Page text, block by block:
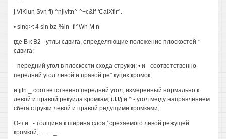
j VIKiun Svn fi) ^njivitn^-^+c&if-'CaiXfir^.
• sinq>t 4 sin bz-%in -fi^Wn M n
где В к B2 - утлы сдвига, определяющие положение плоскостей *
сдвига;
- передний угол в плоскости схода струкки; • и - соответственно
передний угол левой и правой ре" куцих кромок;
и jjtn _ соответственно передний угол, измеренный нормально к
левой и правой рекуида кромкам; (JJ/j и ^ - угол мегду направлением
сбега струкки левой и правой редущими кромками;
О-ч и . - толщина к ширина слоя,' срезаемого левой режущей
кромкой;......... _